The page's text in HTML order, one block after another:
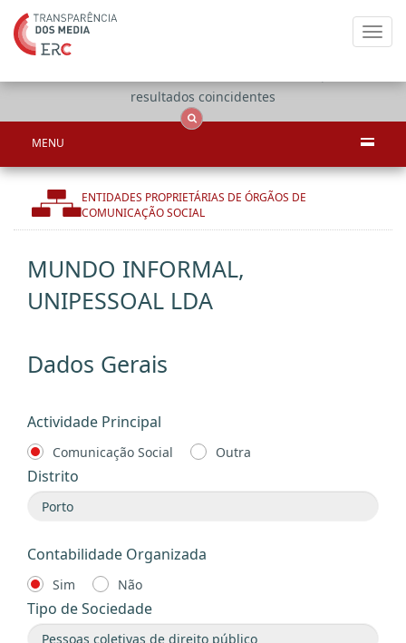
resultados coincidentes
MENU
ENTIDADES PROPRIETÁRIAS DE ÓRGÃOS DE
COMUNICAÇÃO SOCIAL
MUNDO INFORMAL,
UNIPESSOAL LDA
Dados Gerais
Actividade Principal
Comunicação Social Outra
Distrito
Contabilidade Organizada
Sim Não
Tipo de Sociedade